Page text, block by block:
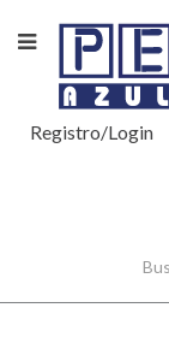
Registro/Login